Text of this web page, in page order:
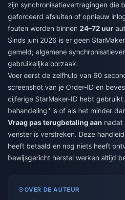
zijn synchronisatievertragingen die
geforceerd afsluiten of opnieuw
fouten worden binnen 24–72 uur
Sinds juni 2026 is er geen
gemeld; algemene
gebruikelijke oorzaak.
Voer eerst de zelfhulp van 60
screenshot van je Order-ID en
cijferige StarMaker-ID hebt gebruikt.
behandeling" is of als het minder
Vraag pas terugbetaling aan nadat
venster is verstreken. Deze
heeft betaald en nog niets heeft
bewijsgericht herstel werken altijd
OVER DE AUTEUR